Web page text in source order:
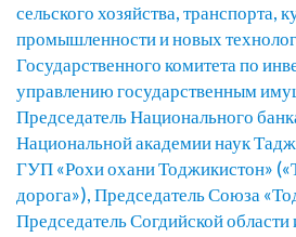
сельского хозяйства, транспорта,
промышленности и новых
Государственного комитета по
управлению государственным
Председатель Национального
Национальной академии наук
ГУП «Рохи охани Тоджикистон»
дорога»), Председатель Союза
Председатель Согдийской области